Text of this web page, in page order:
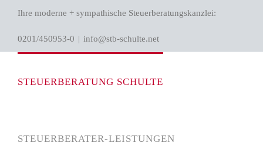
Zum
springen
Ihre moderne + sympathische Steuerberatungskanzlei:
0201/450953-0 | info@stb-schulte.net
STEUERBERATUNG SCHULTE
STEUERBERATER-LEISTUNGEN